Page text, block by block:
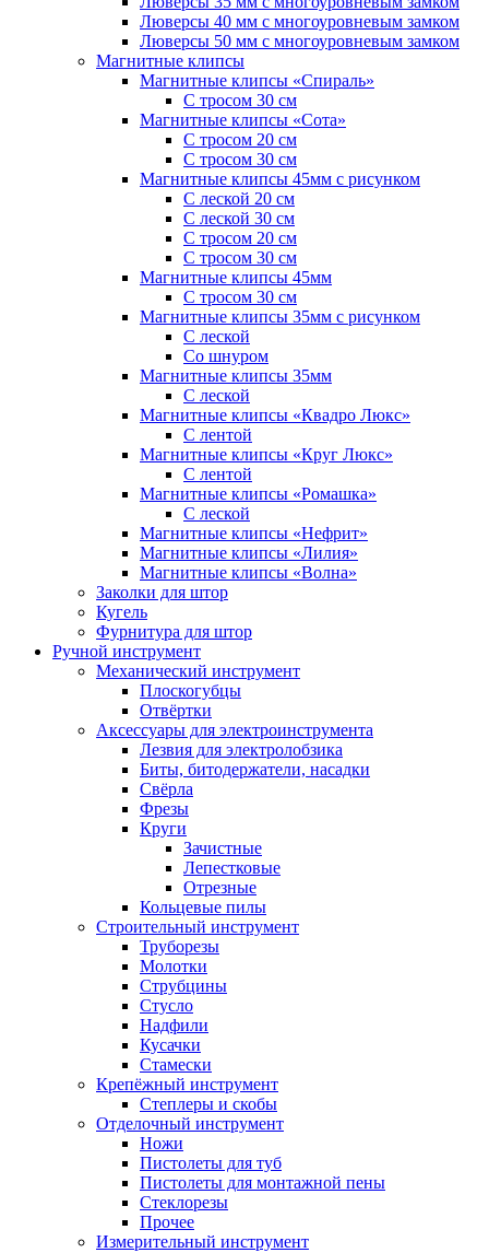
Люверсы 40 мм с многоуровневым замком
Люверсы 50 мм с многоуровневым замком
Магнитные клипсы
Магнитные клипсы «Спираль»
С тросом 30 см
Магнитные клипсы «Сота»
С тросом 20 см
С тросом 30 см
Магнитные клипсы 45мм с рисунком
С леской 20 см
С леской 30 см
С тросом 20 см
С тросом 30 см
Магнитные клипсы 45мм
С тросом 30 см
Магнитные клипсы 35мм с рисунком
С леской
Со шнуром
Магнитные клипсы 35мм
С леской
Магнитные клипсы «Квадро Люкс»
С лентой
Магнитные клипсы «Круг Люкс»
С лентой
Магнитные клипсы «Ромашка»
С леской
Магнитные клипсы «Нефрит»
Магнитные клипсы «Лилия»
Магнитные клипсы «Волна»
Заколки для штор
Кугель
Фурнитура для штор
Ручной инструмент
Механический инструмент
Плоскогубцы
Отвёртки
Аксессуары для электроинструмента
Лезвия для электролобзика
Биты, битодержатели, насадки
Свёрла
Фрезы
Круги
Зачистные
Лепестковые
Отрезные
Кольцевые пилы
Строительный инструмент
Труборезы
Молотки
Струбцины
Стусло
Надфили
Кусачки
Стамески
Крепёжный инструмент
Степлеры и скобы
Отделочный инструмент
Ножи
Пистолеты для туб
Пистолеты для монтажной пены
Стеклорезы
Прочее
Измерительный инструмент